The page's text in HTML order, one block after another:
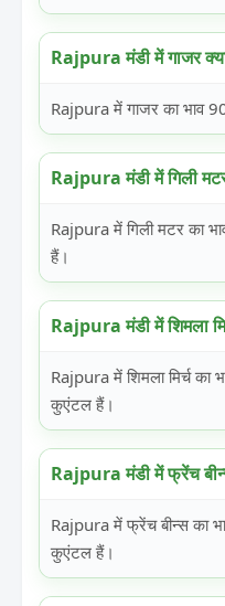
Rajpura मंडी में गाजर
Rajpura में गाजर का भाव
Rajpura मंडी में गिली
Rajpura में गिली मटर का
हैं।
Rajpura मंडी में शिमला
Rajpura में शिमला मिर्च
कुएंटल हैं।
Rajpura मंडी में फ्रेंच
Rajpura में फ्रेंच बीन्स का
कुएंटल हैं।